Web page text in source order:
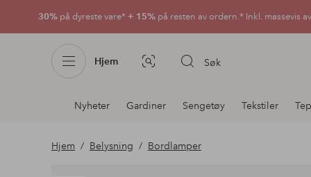
30% på dyreste vare* + 15% på resten av ordern.* Inkl. massevis
Hjem Bildesøk Søk
Avdelingsnavigering
Nyheter Gardiner Sengetøy Tekstiler
Hjem Belysning Bordlamper